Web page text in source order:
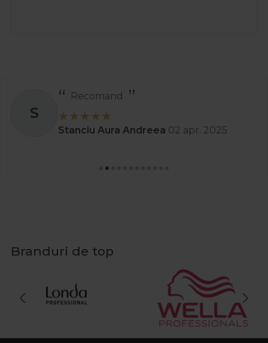
S
Recomand
Stanciu Aura Andreea 02 apr. 2025
Branduri de top